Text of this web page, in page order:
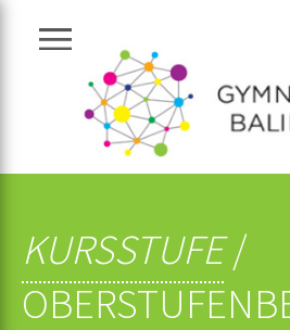
Navigation zeigen
KURSSTUFE/